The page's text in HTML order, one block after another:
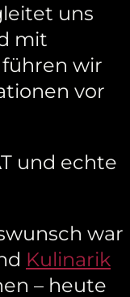
uns
mit
führen wir
vor
und echte
war
Kulinarik
– heute